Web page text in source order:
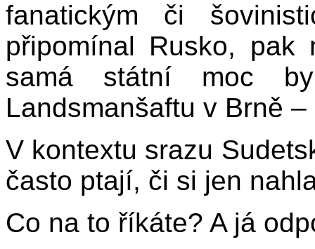
fanatickým či
připomínal Rusko,
samá státní moc
Landsmanšaftu v Brně
V kontextu srazu
často ptají, či si jen
Co na to říkáte? A já